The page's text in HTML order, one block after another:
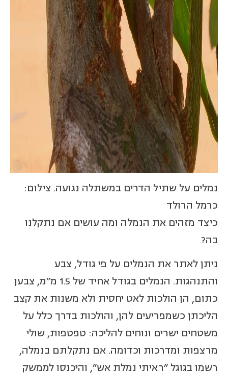
נמלים על שתיל הדרים במשתלה נגועה. צילום:
כרמל הרולד
כיצד מזהים את הנמלה ומה עושים אם נתקלנו
בה?
ניתן לאתר את הנמלים על פי גודל, צבע
והתנהגות. הנמלים בגודל אחיד של 1.5 מ"מ, צבען
כתום, הן הולכות לאט יחסית ולא משנות את קצב
הליכתן כשמפריעים להן, והולכות בדרך כלל על
משטחים ישרים ונוחים להליכה: טפטפות, שולי
מרצפות ומדרכות וכדומה. אם נתקלתם בנמלה,
רשמו בגוגל "ראיתי נמלת אש", והיכנסו לממשק